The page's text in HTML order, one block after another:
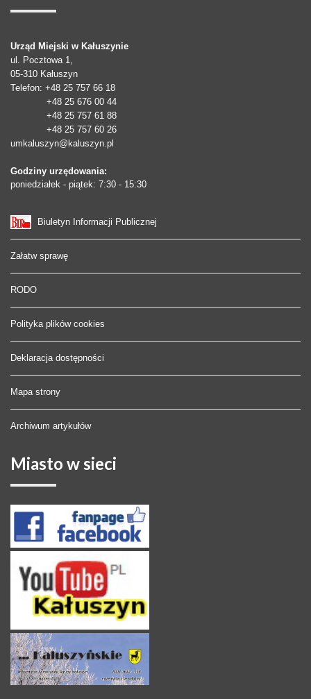
Urząd Miejski w Kałuszynie
ul. Pocztowa 1,
05-310 Kałuszyn
Telefon: +48 25 757 66 18
+48 25 676 00 44
+48 25 757 61 88
+48 25 757 60 26
umkaluszyn@kaluszyn.pl
Godziny urzędowania:
poniedziałek - piątek: 7:30 - 15:30
Biuletyn Informacji Publicznej
Załatw sprawę
RODO
Polityka plików cookies
Deklaracja dostępności
Mapa strony
Archiwum artykułów
Miasto w sieci